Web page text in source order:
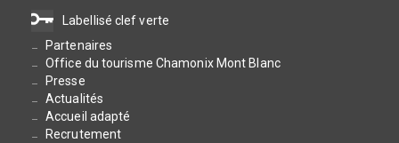
Labellisé clef verte
Partenaires
Office du tourisme Chamonix Mont Blanc
Presse
Actualités
Accueil adapté
Recrutement